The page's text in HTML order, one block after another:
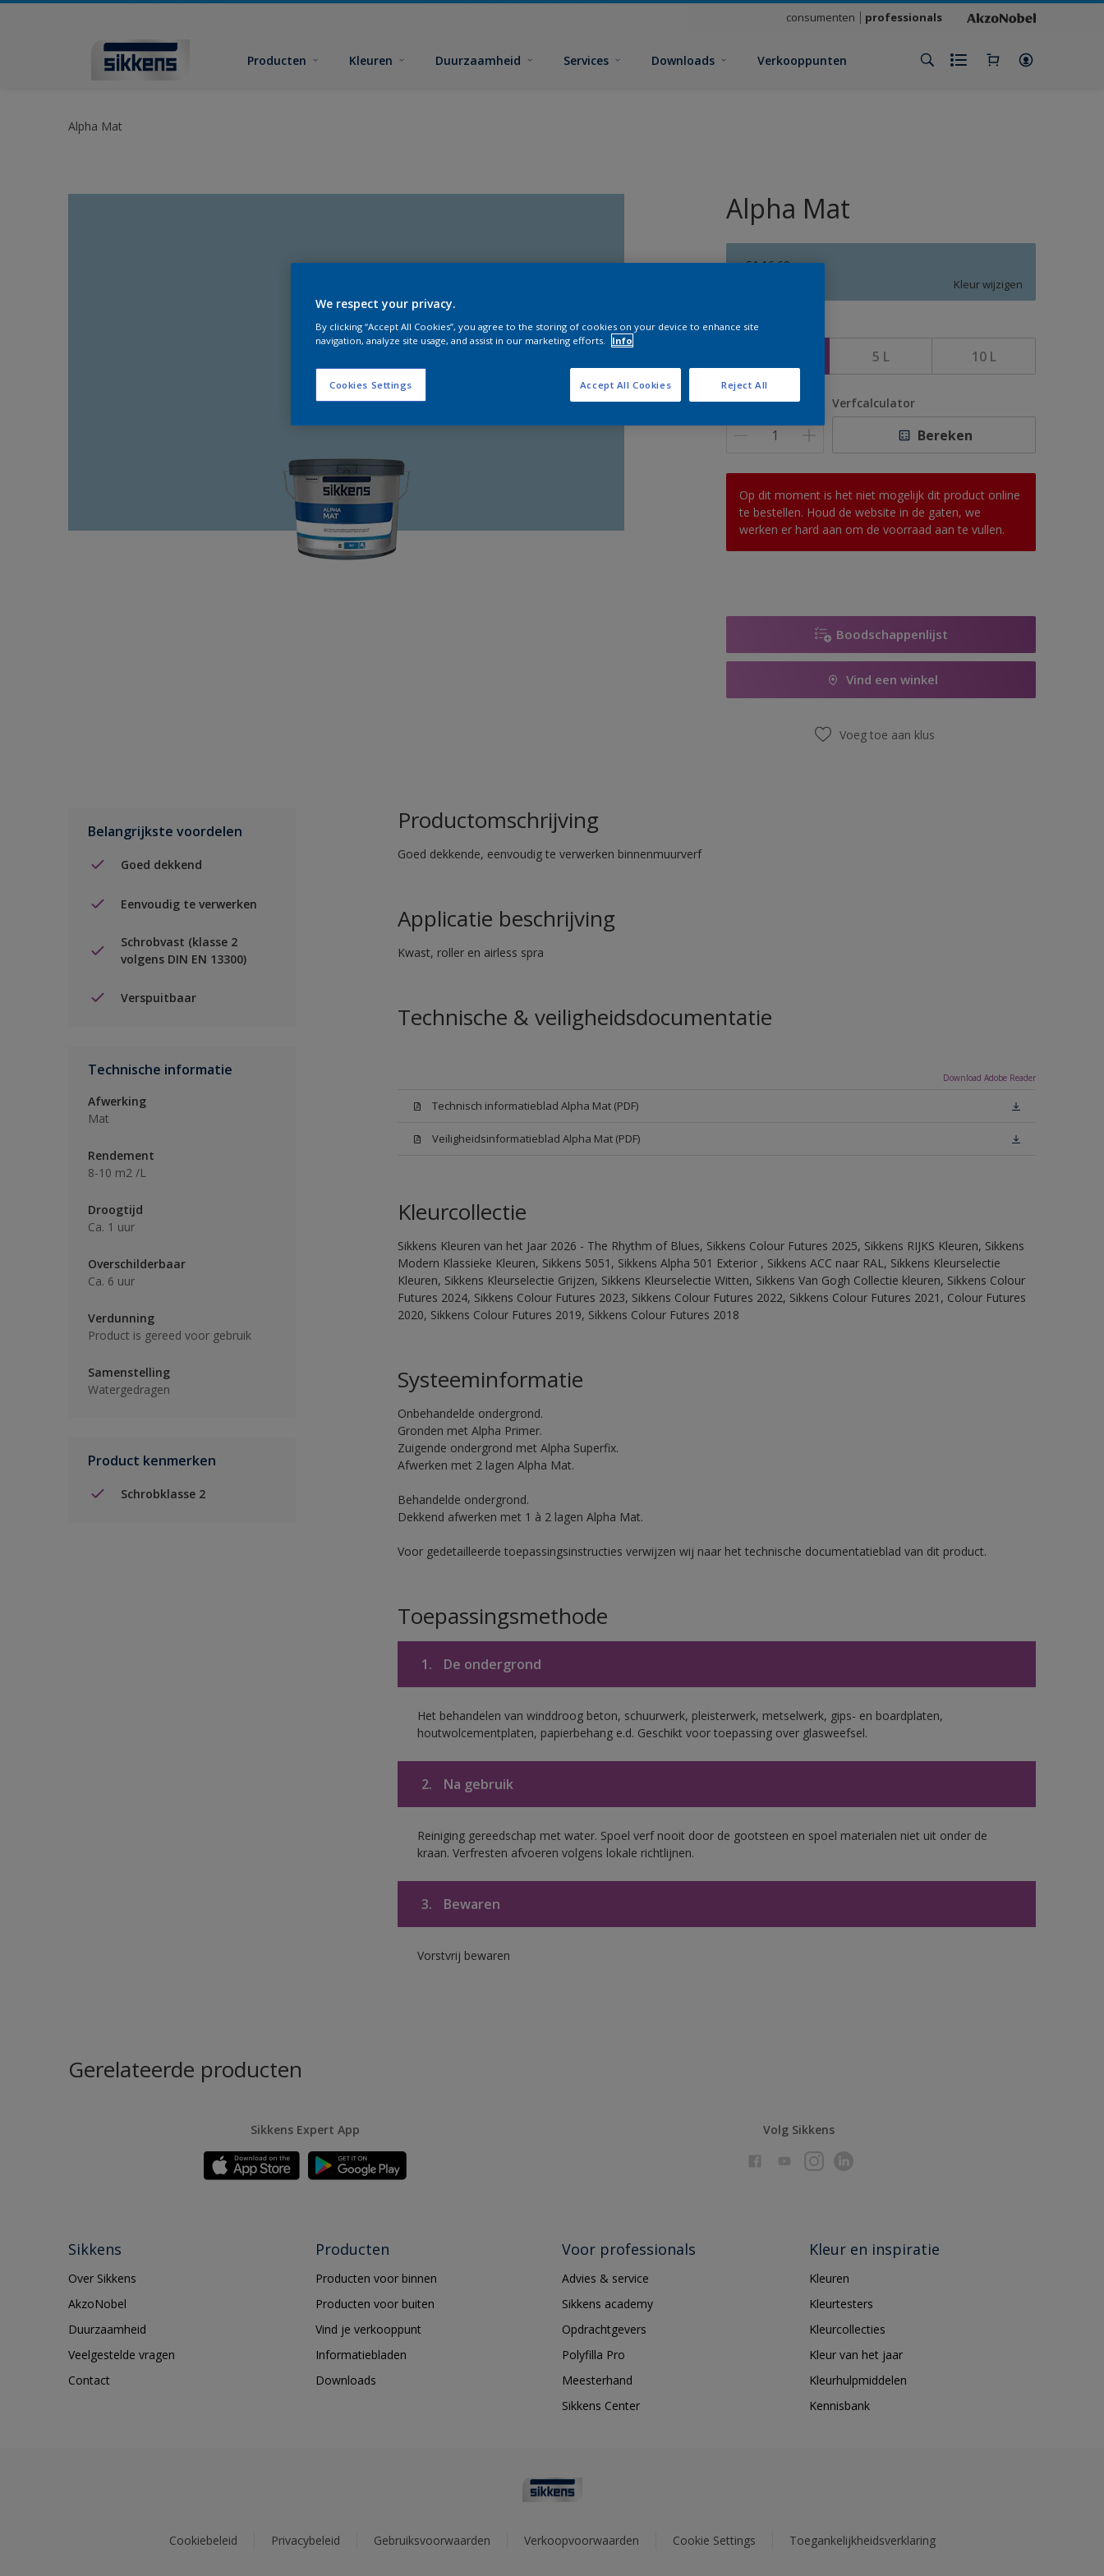
consumenten professionals
Producten Kleuren Duurzaamheid Services Downloads Verkooppunten
Alpha Mat
Alpha Mat
S1.16.68
Kleur wijzigen
Grootte
5 L 10 L
Aantal Verfcalculator
Bereken
Op dit moment is het niet mogelijk dit product online
te bestellen. Houd de website in de gaten, we
werken er hard aan om de voorraad aan te vullen.
Boodschappenlijst
Vind een winkel
Voeg toe aan klus
Belangrijkste voordelen
Goed dekkend
Eenvoudig te verwerken
Schrobvast (klasse 2
volgens DIN EN 13300)
Verspuitbaar
Technische informatie
Afwerking
Mat
Rendement
8-10 m2 /L
Droogtijd
Ca. 1 uur
Overschilderbaar
Ca. 6 uur
Verdunning
Product is gereed voor gebruik
Samenstelling
Watergedragen
Product kenmerken
Schrobklasse 2
Productomschrijving
Goed dekkende, eenvoudig te verwerken binnenmuurverf
Applicatie beschrijving
Kwast, roller en airless spra
Technische & veiligheidsdocumentatie
Download Adobe Reader
Technisch informatieblad Alpha Mat (PDF)
Veiligheidsinformatieblad Alpha Mat (PDF)
Kleurcollectie
Sikkens Kleuren van het Jaar 2026 - The Rhythm of Blues, Sikkens Colour Futures 2025, Sikkens RIJKS Kleuren, Sikkens
Modern Klassieke Kleuren, Sikkens 5051, Sikkens Alpha 501 Exterior , Sikkens ACC naar RAL, Sikkens Kleurselectie
Kleuren, Sikkens Kleurselectie Grijzen, Sikkens Kleurselectie Witten, Sikkens Van Gogh Collectie kleuren, Sikkens Colour
Futures 2024, Sikkens Colour Futures 2023, Sikkens Colour Futures 2022, Sikkens Colour Futures 2021, Colour Futures
2020, Sikkens Colour Futures 2019, Sikkens Colour Futures 2018
Systeeminformatie
Onbehandelde ondergrond.
Gronden met Alpha Primer.
Zuigende ondergrond met Alpha Superfix.
Afwerken met 2 lagen Alpha Mat.
Behandelde ondergrond.
Dekkend afwerken met 1 à 2 lagen Alpha Mat.
Voor gedetailleerde toepassingsinstructies verwijzen wij naar het technische documentatieblad van dit product.
Toepassingsmethode
1. De ondergrond
Het behandelen van winddroog beton, schuurwerk, pleisterwerk, metselwerk, gips- en boardplaten,
houtwolcementplaten, papierbehang e.d. Geschikt voor toepassing over glasweefsel.
2. Na gebruik
Reiniging gereedschap met water. Spoel verf nooit door de gootsteen en spoel materialen niet uit onder de
kraan. Verfresten afvoeren volgens lokale richtlijnen.
3. Bewaren
Vorstvrij bewaren
Gerelateerde producten
Sikkens Expert App Volg Sikkens
Sikkens
Over Sikkens
AkzoNobel
Duurzaamheid
Veelgestelde vragen
Contact
Producten
Producten voor binnen
Producten voor buiten
Vind je verkooppunt
Informatiebladen
Downloads
Voor professionals
Advies & service
Sikkens academy
Opdrachtgevers
Polyfilla Pro
Meesterhand
Sikkens Center
Kleur en inspiratie
Kleuren
Kleurtesters
Kleurcollecties
Kleur van het jaar
Kleurhulpmiddelen
Kennisbank
Cookiebeleid Privacybeleid Gebruiksvoorwaarden Verkoopvoorwaarden Cookie Settings Toegankelijkheidsverklaring
We respect your privacy.
By clicking “Accept All Cookies”, you agree to the storing of cookies on your device to enhance site
navigation, analyze site usage, and assist in our marketing efforts.
Info
Cookies Settings Reject All
Accept All Cookies